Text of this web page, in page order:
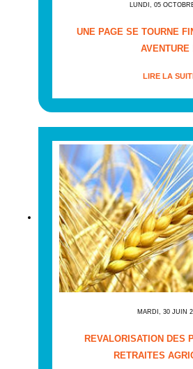
LUNDI, 05
UNE PAGE SE TOURNE
AVENTURE
LIRE LA
MARDI, 30 JUIN
REVALORISATION DES
RETRAITES